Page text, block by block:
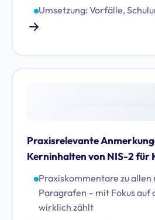
Umsetzung: Vorfälle,
Praxisrelevante
Kerninhalten von NIS-2 für
Praxiskommentare zu allen
Paragrafen – mit Fokus auf
wirklich zählt